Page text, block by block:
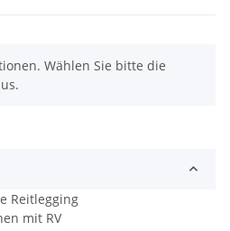
Wählen Sie bitte die
Reitlegging
mit RV